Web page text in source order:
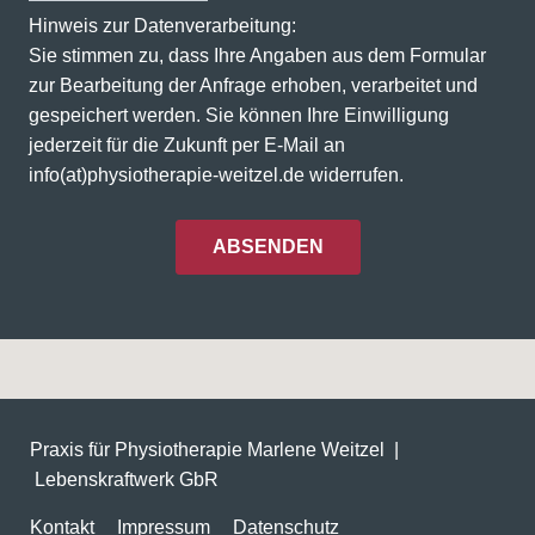
Hinweis zur Datenverarbeitung:
Sie stimmen zu, dass Ihre Angaben aus dem Formular
zur Bearbeitung der Anfrage erhoben, verarbeitet und
gespeichert werden. Sie können Ihre Einwilligung
jederzeit für die Zukunft per E-Mail an
info(at)physiotherapie-weitzel.de widerrufen.
ABSENDEN
Praxis für Physiotherapie Marlene Weitzel |
Lebenskraftwerk GbR
Kontakt Impressum Datenschutz
Cookie Laufzeit:
STATISTIK
Mit Hilfe dieser Cookies sind wir bemüht
Google Analytics
Name:
_ga, _ga_#
Anbieter: